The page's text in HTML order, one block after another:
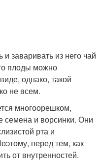
заваривать из него чай
плоды можно
однако, такой
не всем.
многоорешком,
семена и ворсинки. Они
рта и
перед тем, как
от внутренностей.